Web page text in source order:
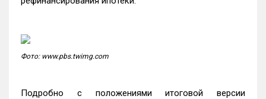
Фото: www.pbs.twimg.com
Подробно с положениями итоговой версии